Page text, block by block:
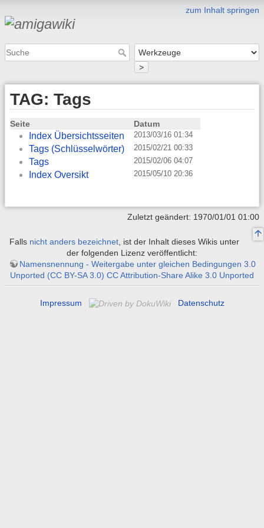
zum Inhalt springen
>
TAG: Tags
Seite Datum
Index Übersichtsseiten 2013/03/16 01:34
Tags (Schlüsselwörter) 2015/02/21 00:33
Tags 2015/02/06 04:07
Index Oversikt 2015/05/10 20:36
Zuletzt geändert: 1970/01/01 01:00
Falls nicht anders bezeichnet , ist der Inhalt dieses Wikis unter
der folgenden Lizenz veröffentlicht:
Namensnennung - Weitergabe unter gleichen Bedingungen 3.0
Unported (CC BY-SA 3.0) CC Attribution-Share Alike 3.0 Unported
Impressum Datenschutz